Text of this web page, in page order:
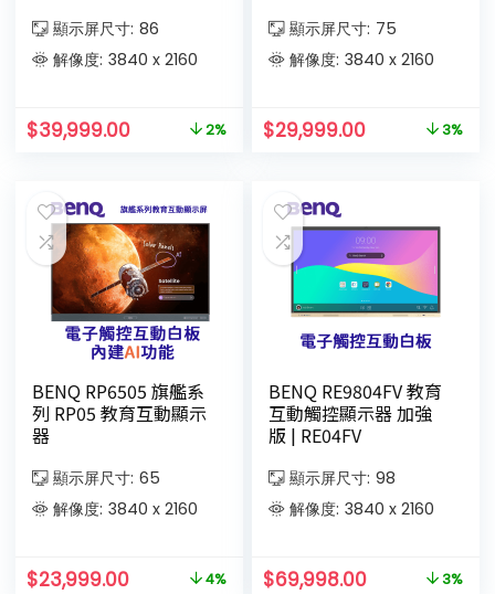
顯示屏尺寸: 86
解像度: 3840 x 2160
$39,999.00 2%
顯示屏尺寸: 75
解像度: 3840 x 2160
$29,999.00 3%
BENQ RP6505 旗艦系
列 RP05 教育互動顯示
器
顯示屏尺寸: 65
解像度: 3840 x 2160
$23,999.00 4%
BENQ RE9804FV 教育
互動觸控顯示器 加強
版 | RE04FV
顯示屏尺寸: 98
解像度: 3840 x 2160
$69,998.00 3%